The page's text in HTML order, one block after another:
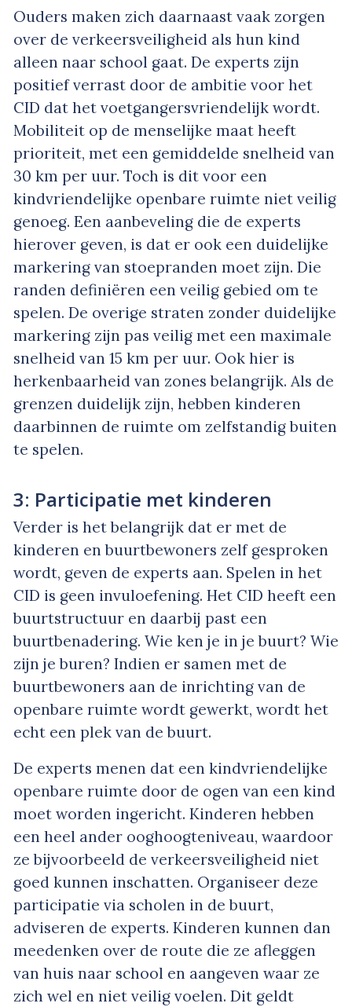
Ouders maken zich daarnaast vaak zorgen
over de verkeersveiligheid als hun kind
alleen naar school gaat. De experts zijn
positief verrast door de ambitie voor het
CID dat het voetgangersvriendelijk wordt.
Mobiliteit op de menselijke maat heeft
prioriteit, met een gemiddelde snelheid van
30 km per uur. Toch is dit voor een
kindvriendelijke openbare ruimte niet veilig
genoeg. Een aanbeveling die de experts
hierover geven, is dat er ook een duidelijke
markering van stoepranden moet zijn. Die
randen definiëren een veilig gebied om te
spelen. De overige straten zonder duidelijke
markering zijn pas veilig met een maximale
snelheid van 15 km per uur. Ook hier is
herkenbaarheid van zones belangrijk. Als de
grenzen duidelijk zijn, hebben kinderen
daarbinnen de ruimte om zelfstandig buiten
te spelen.
3: Participatie met kinderen
Verder is het belangrijk dat er met de
kinderen en buurtbewoners zelf gesproken
wordt, geven de experts aan. Spelen in het
CID is geen invuloefening. Het CID heeft een
buurtstructuur en daarbij past een
buurtbenadering. Wie ken je in je buurt? Wie
zijn je buren? Indien er samen met de
buurtbewoners aan de inrichting van de
openbare ruimte wordt gewerkt, wordt het
echt een plek van de buurt.
De experts menen dat een kindvriendelijke
openbare ruimte door de ogen van een kind
moet worden ingericht. Kinderen hebben
een heel ander ooghoogteniveau, waardoor
ze bijvoorbeeld de verkeersveiligheid niet
goed kunnen inschatten. Organiseer deze
participatie via scholen in de buurt,
adviseren de experts. Kinderen kunnen dan
meedenken over de route die ze afleggen
van huis naar school en aangeven waar ze
zich wel en niet veilig voelen. Dit geldt